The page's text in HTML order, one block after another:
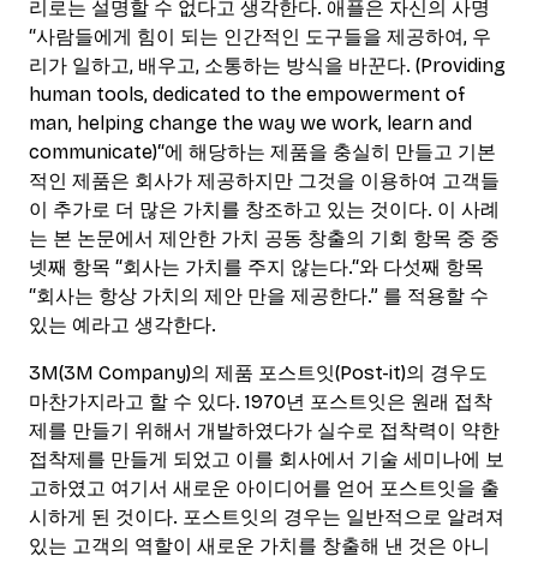
리로는 설명할 수 없다고 생각한다. 애플은 자신의 사명
“사람들에게 힘이 되는 인간적인 도구들을 제공하여, 우
리가 일하고, 배우고, 소통하는 방식을 바꾼다. (Providing
human tools, dedicated to the empowerment of
man, helping change the way we work, learn and
communicate)“에 해당하는 제품을 충실히 만들고 기본
적인 제품은 회사가 제공하지만 그것을 이용하여 고객들
이 추가로 더 많은 가치를 창조하고 있는 것이다. 이 사례
는 본 논문에서 제안한 가치 공동 창출의 기회 항목 중 중
넷째 항목 “회사는 가치를 주지 않는다.“와 다섯째 항목
“회사는 항상 가치의 제안 만을 제공한다.” 를 적용할 수
있는 예라고 생각한다.
3M(3M Company)의 제품 포스트잇(Post-it)의 경우도
마찬가지라고 할 수 있다. 1970년 포스트잇은 원래 접착
제를 만들기 위해서 개발하였다가 실수로 접착력이 약한
접착제를 만들게 되었고 이를 회사에서 기술 세미나에 보
고하였고 여기서 새로운 아이디어를 얻어 포스트잇을 출
시하게 된 것이다. 포스트잇의 경우는 일반적으로 알려져
있는 고객의 역할이 새로운 가치를 창출해 낸 것은 아니